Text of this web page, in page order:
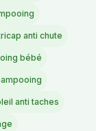
anti chute
bébé
anti taches